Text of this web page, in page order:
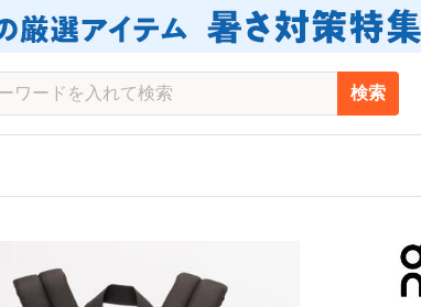
検索